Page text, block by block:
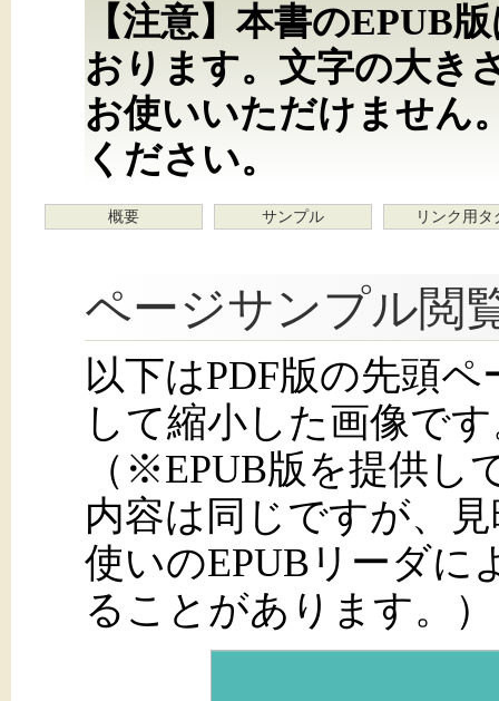
【注意】本書のEPUB
おります。文字の大き
お使いいただけません
ください。
概要 サンプル リンク用タ
ページサンプル閲
以下はPDF版の先頭
して縮小した画像で
（※EPUB版を提供し
内容は同じですが、
使いのEPUBリーダに
ることがあります。）